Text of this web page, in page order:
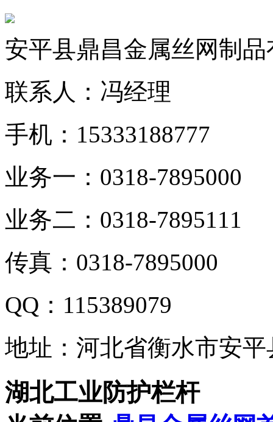
安平县鼎昌金属丝网制
联系人：冯经理
手机：15333188777
业务一：0318-7895000
业务二：0318-7895111
传真：0318-7895000
QQ：115389079
地址：河北省衡水市安
湖北工业防护栏杆